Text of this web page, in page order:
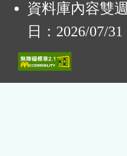
資料庫內容雙
日：2026/07/31